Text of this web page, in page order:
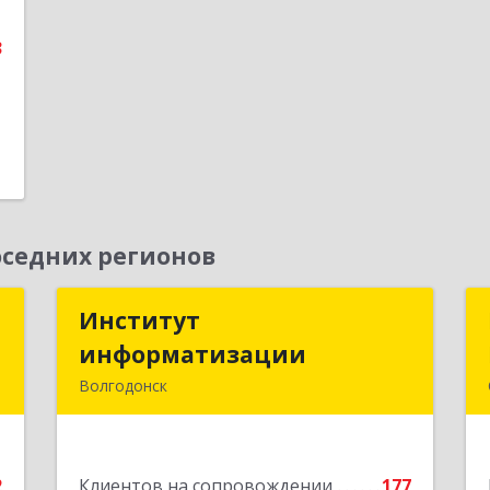
регионов
Институт
информатизации
Волгодонск
информатизации